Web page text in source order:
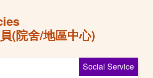
(院舍/地區中心)
Social Service